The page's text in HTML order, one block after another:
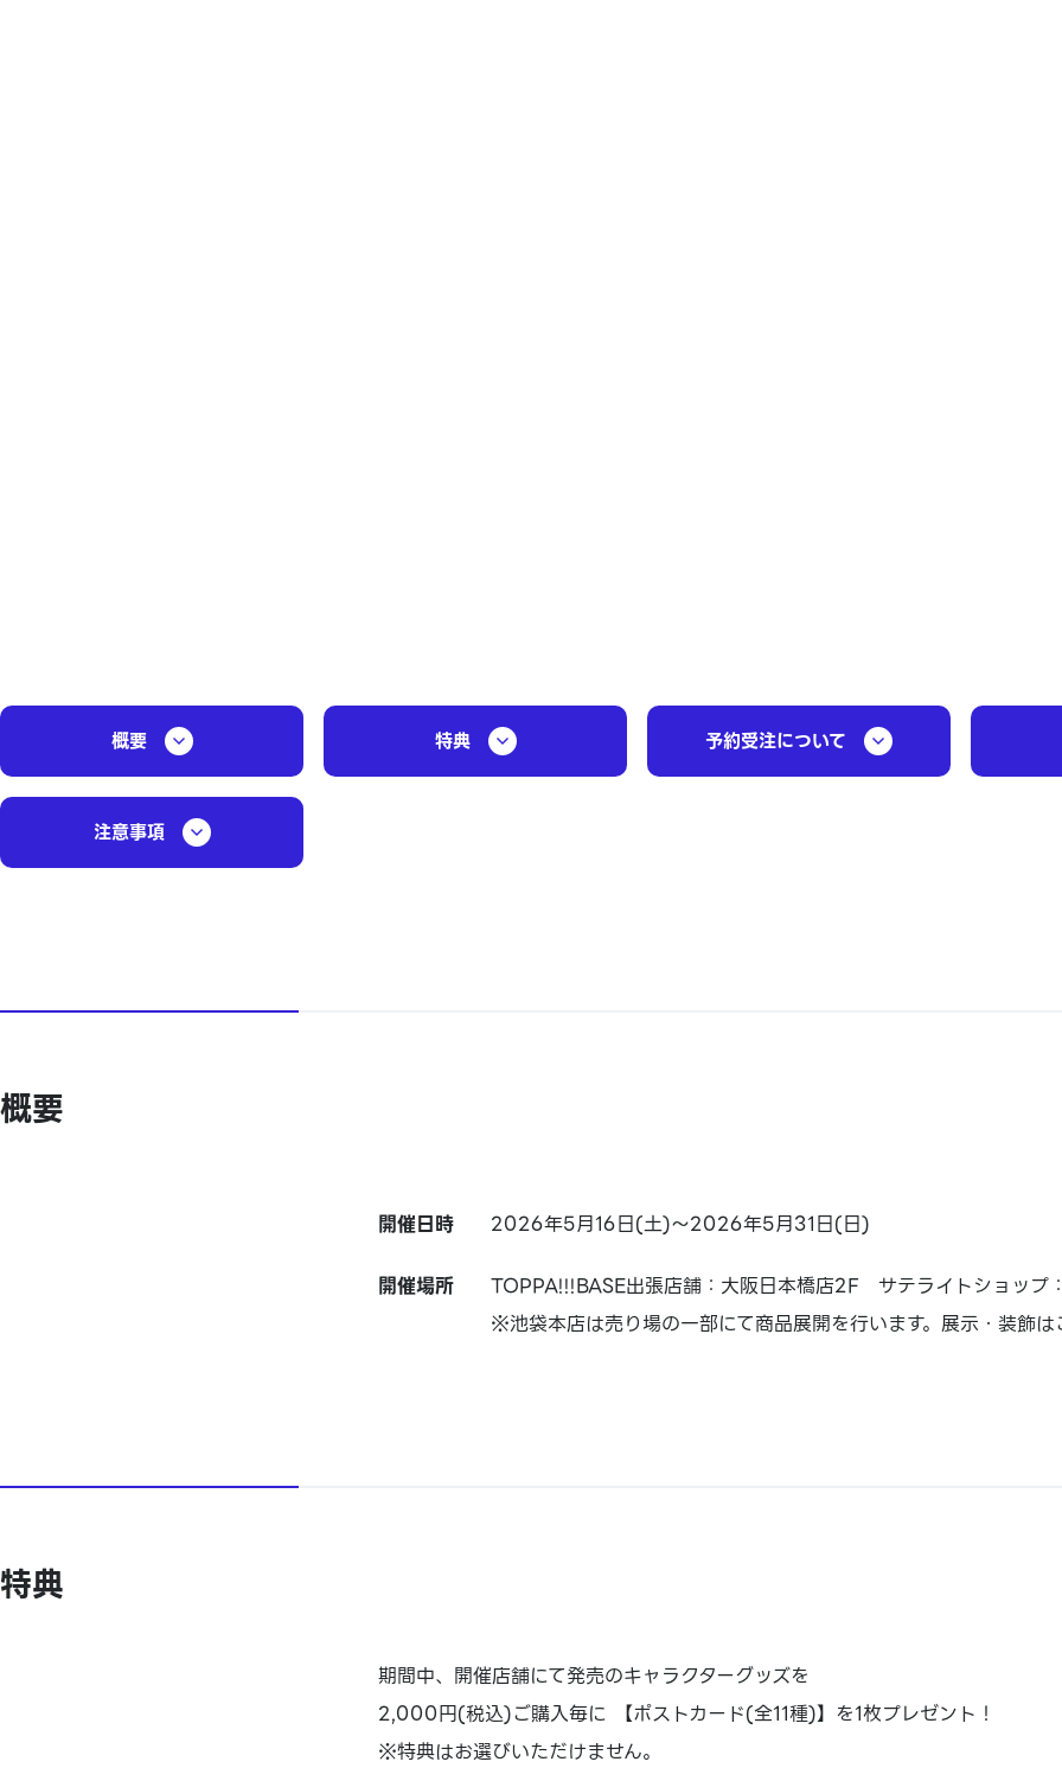
概要 特典 予約受注について
注意事項
概要
開催日時 2026年5月16日(土)～2026年5月31日(日)
開催場所
TOPPA!!!BASE出張店舗：大阪日本橋店2F サテライトショップ
※池袋本店は売り場の一部にて商品展開を行います。展示・装飾は
特典
期間中、開催店舗にて発売のキャラクターグッズを
2,000円(税込)ご購入毎に 【ポストカード(全11種)】を1枚プレゼント！
※特典はお選びいただけません。